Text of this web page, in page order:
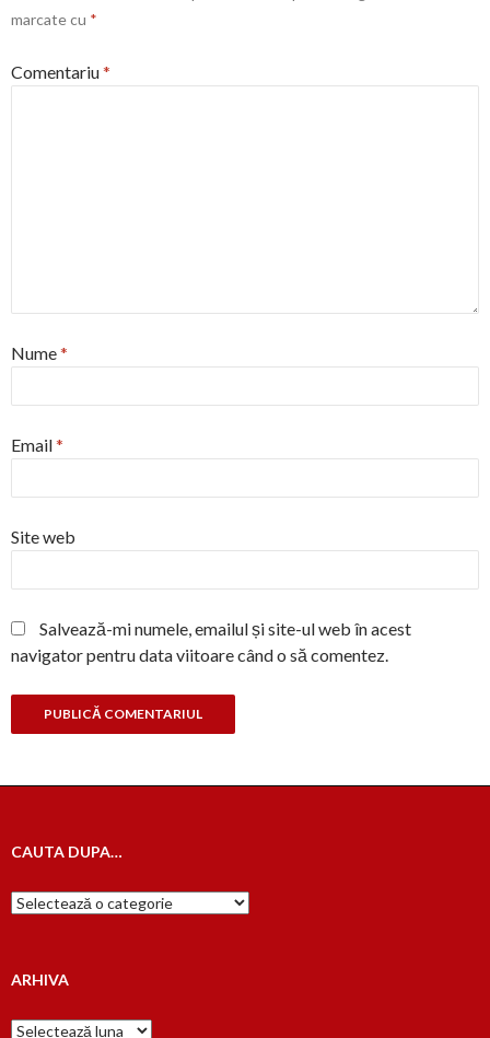
marcate cu *
Comentariu*
Nume*
Email*
Site web
Salvează-mi numele, emailul și site-ul web în acest
navigator pentru data viitoare când o să comentez.
CAUTA DUPA…
Cauta
dupa…
ARHIVA
Arhiva